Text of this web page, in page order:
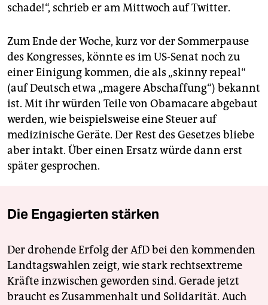
schade!“, schrieb er am Mittwoch auf Twitter.
Zum Ende der Woche, kurz vor der Sommerpause
des Kongresses, könnte es im US-Senat noch zu
einer Einigung kommen, die als „skinny repeal“
(auf Deutsch etwa „magere Abschaffung“) bekannt
ist. Mit ihr würden Teile von Obamacare abgebaut
werden, wie beispielsweise eine Steuer auf
medizinische Geräte. Der Rest des Gesetzes bliebe
aber intakt. Über einen Ersatz würde dann erst
später gesprochen.
Die Engagierten stärken
Der drohende Erfolg der AfD bei den kommenden
Landtagswahlen zeigt, wie stark rechtsextreme
Kräfte inzwischen geworden sind. Gerade jetzt
braucht es Zusammenhalt und Solidarität. Auch